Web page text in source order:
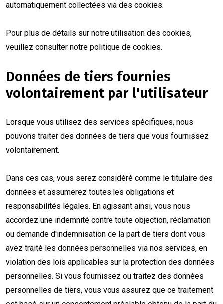
automatiquement collectées via des cookies.
Pour plus de détails sur notre utilisation des cookies,
veuillez consulter notre politique de cookies.
Données de tiers fournies
volontairement par l'utilisateur
Lorsque vous utilisez des services spécifiques, nous
pouvons traiter des données de tiers que vous fournissez
volontairement.
Dans ces cas, vous serez considéré comme le titulaire des
données et assumerez toutes les obligations et
responsabilités légales. En agissant ainsi, vous nous
accordez une indemnité contre toute objection, réclamation
ou demande d'indemnisation de la part de tiers dont vous
avez traité les données personnelles via nos services, en
violation des lois applicables sur la protection des données
personnelles. Si vous fournissez ou traitez des données
personnelles de tiers, vous vous assurez que ce traitement